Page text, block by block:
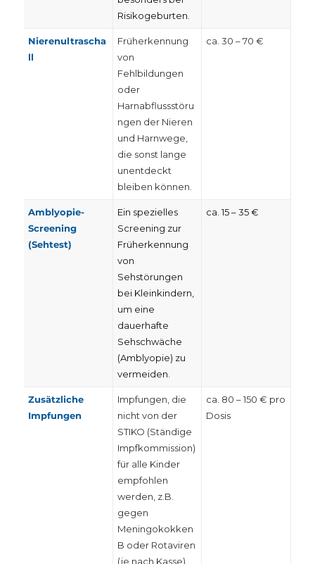
Risikogeburten.
Nierenultrascha
ll
Früherkennung
von
Fehlbildungen
oder
Harnabflussstöru
ngen der Nieren
und Harnwege,
die sonst lange
unentdeckt
bleiben können.
ca. 30 – 70 €
Amblyopie-
Screening
(Sehtest)
Ein spezielles
Screening zur
Früherkennung
von
Sehstörungen
bei Kleinkindern,
um eine
dauerhafte
Sehschwäche
(Amblyopie) zu
vermeiden.
ca. 15 – 35 €
Zusätzliche
Impfungen
Impfungen, die
nicht von der
STIKO (Ständige
Impfkommission)
für alle Kinder
empfohlen
werden, z.B.
gegen
Meningokokken
B oder Rotaviren
(je nach Kasse).
ca. 80 – 150 € pro
Dosis